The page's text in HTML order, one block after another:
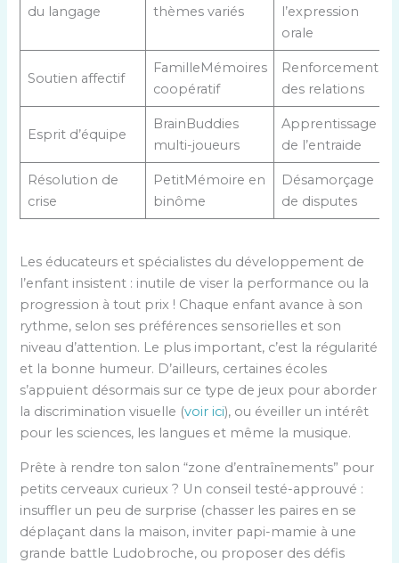
du langage
thèmes variés
l’expression
orale
Soutien affectif
FamilleMémoires
coopératif
Renforcement
des relations
Esprit d’équipe
BrainBuddies
multi-joueurs
Apprentissage
de l’entraide
Résolution de
crise
PetitMémoire en
binôme
Désamorçage
de disputes
Les éducateurs et spécialistes du développement de
l’enfant insistent : inutile de viser la performance ou la
progression à tout prix ! Chaque enfant avance à son
rythme, selon ses préférences sensorielles et son
niveau d’attention. Le plus important, c’est la régularité
et la bonne humeur. D’ailleurs, certaines écoles
s’appuient désormais sur ce type de jeux pour aborder
la discrimination visuelle (voir ici), ou éveiller un intérêt
pour les sciences, les langues et même la musique.
Prête à rendre ton salon “zone d’entraînements” pour
petits cerveaux curieux ? Un conseil testé-approuvé :
insuffler un peu de surprise (chasser les paires en se
déplaçant dans la maison, inviter papi-mamie à une
grande battle Ludobroche, ou proposer des défis